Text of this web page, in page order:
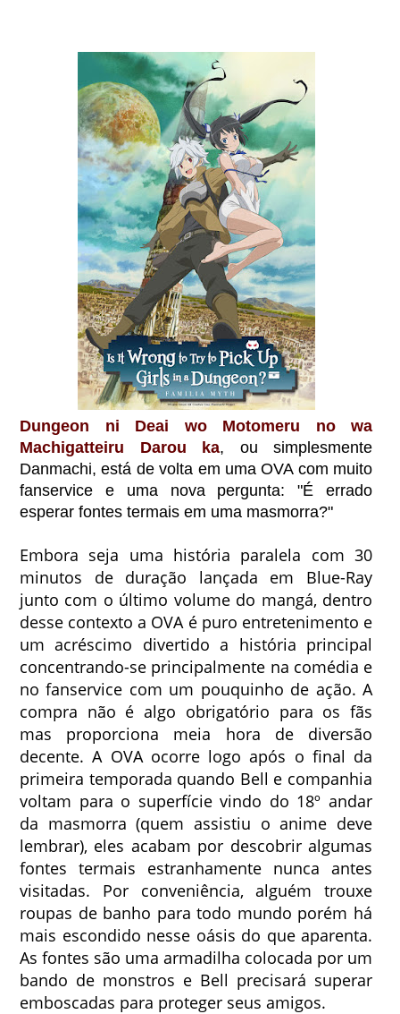
Dungeon ni Deai wo Motomeru no wa
Machigatteiru Darou ka, ou simplesmente
Danmachi, está de volta em uma OVA com muito
fanservice e uma nova pergunta: "É errado
esperar fontes termais em uma masmorra?"
Embora seja uma história paralela com 30
minutos de duração lançada em Blue-Ray
junto com o último volume do mangá, dentro
desse contexto a OVA é puro entretenimento e
um acréscimo divertido a história principal
concentrando-se principalmente na comédia e
no fanservice com um pouquinho de ação. A
compra não é algo obrigatório para os fãs
mas proporciona meia hora de diversão
decente. A OVA ocorre logo após o final da
primeira temporada quando Bell e companhia
voltam para o superfície vindo do 18º andar
da masmorra (quem assistiu o anime deve
lembrar), eles acabam por descobrir algumas
fontes termais estranhamente nunca antes
visitadas. Por conveniência, alguém trouxe
roupas de banho para todo mundo porém há
mais escondido nesse oásis do que aparenta.
As fontes são uma armadilha colocada por um
bando de monstros e Bell precisará superar
emboscadas para proteger seus amigos.